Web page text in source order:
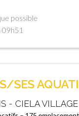
possible
SES
- CIELA VILLAGE